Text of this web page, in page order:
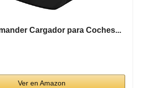
Cargador para Coches...
Ver en Amazon